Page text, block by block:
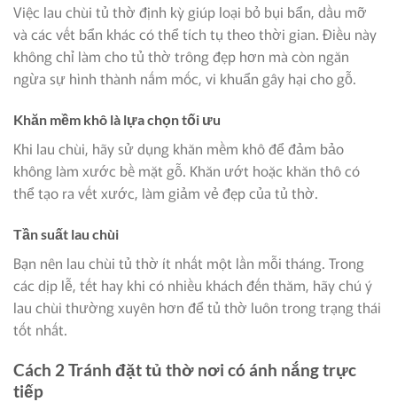
Việc lau chùi tủ thờ định kỳ giúp loại bỏ bụi bẩn, dầu mỡ
và các vết bẩn khác có thể tích tụ theo thời gian. Điều này
không chỉ làm cho tủ thờ trông đẹp hơn mà còn ngăn
ngừa sự hình thành nấm mốc, vi khuẩn gây hại cho gỗ.
Khăn mềm khô là lựa chọn tối ưu
Khi lau chùi, hãy sử dụng khăn mềm khô để đảm bảo
không làm xước bề mặt gỗ. Khăn ướt hoặc khăn thô có
thể tạo ra vết xước, làm giảm vẻ đẹp của tủ thờ.
Tần suất lau chùi
Bạn nên lau chùi tủ thờ ít nhất một lần mỗi tháng. Trong
các dịp lễ, tết hay khi có nhiều khách đến thăm, hãy chú ý
lau chùi thường xuyên hơn để tủ thờ luôn trong trạng thái
tốt nhất.
Cách 2 Tránh đặt tủ thờ nơi có ánh nắng trực
tiếp